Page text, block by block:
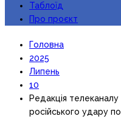
Таблоїд
Про проєкт
Головна
2025
Липень
10
Редакція
російського удару